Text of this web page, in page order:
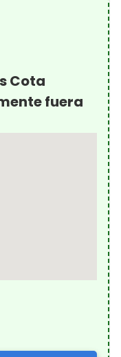
Cota
fuera